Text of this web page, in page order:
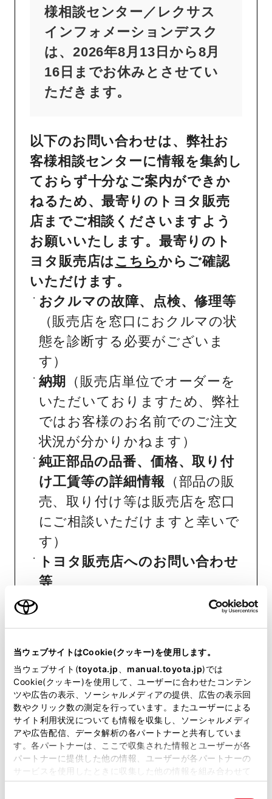
当ウェブサイトはCookie(クッキー)を使用します。
当ウェブサイト(toyota.jp manual.toyota.jp)では
Cookie(クッキー)を使用して、ユーザーに合わせたコンテン
ツや広告の表示、ソーシャルメディアの提供、広告の表示回
数やクリック数の測定を行っています。またユーザーによる
サイト利用状況についても情報を収集し、ソーシャルメディ
アや広告配信、データ解析の各パートナーと共有していま
す。各パートナーは、ここで収集された情報とユーザーが各
パートナーに提供した他の情報、ユーザーが各パートナーの
サービスを使用したときに収集した他の情報を組み合わせて
使用することがあります。当ウェブサイトの使用を続行する
様相談センター／レクサス
インフォメーションデスク
は、2026年8月13日から8月
16日までお休みとさせてい
ただきます。
以下のお問い合わせは、弊社お
客様相談センターに情報を集約し
ておらず十分なご案内ができか
ねるため、最寄りのトヨタ販売
店までご相談くださいますよう
お願いいたします。最寄りのト
ヨタ販売店はこちら からご確認
いただけます。
おクルマの故障、点検、修理等
（販売店を窓口におクルマの状
態を診断する必要がございま
す）
納期
（販売店単位でオーダーを
いただいておりますため、弊社
ではお客様のお名前でのご注文
状況が分かりかねます）
純正部品の品番、価格、取り付
け工賃等の詳細情報 （部品の販
売、取り付け等は販売店を窓口
にご相談いただけますと幸いで
す）
トヨタ販売店へのお問い合わせ
等
おクルマに関するお問い合わせ
用意いただくとスムーズな対応
が可能です。
リコール等情報はこちら